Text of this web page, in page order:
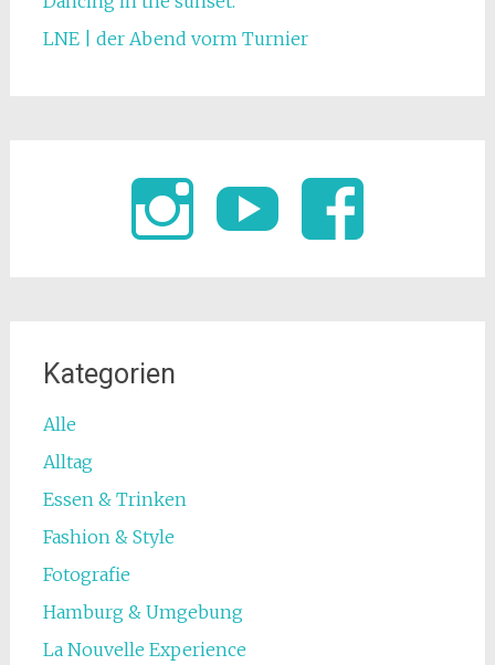
LNE | der Abend vorm Turnier
Kategorien
Alle
Alltag
Essen & Trinken
Fashion & Style
Fotografie
Hamburg & Umgebung
La Nouvelle Experience